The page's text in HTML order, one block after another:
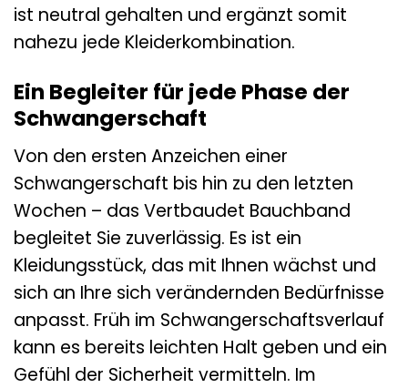
ist neutral gehalten und ergänzt somit
nahezu jede Kleiderkombination.
Ein Begleiter für jede Phase der
Schwangerschaft
Von den ersten Anzeichen einer
Schwangerschaft bis hin zu den letzten
Wochen – das Vertbaudet Bauchband
begleitet Sie zuverlässig. Es ist ein
Kleidungsstück, das mit Ihnen wächst und
sich an Ihre sich verändernden Bedürfnisse
anpasst. Früh im Schwangerschaftsverlauf
kann es bereits leichten Halt geben und ein
Gefühl der Sicherheit vermitteln. Im